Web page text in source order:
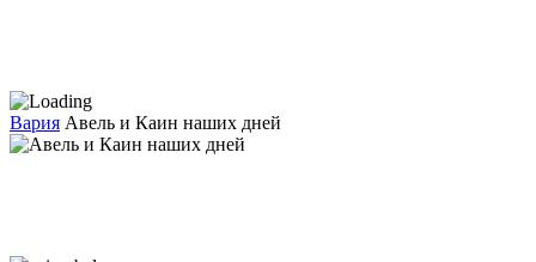
Вария Авель и Каин наших дней